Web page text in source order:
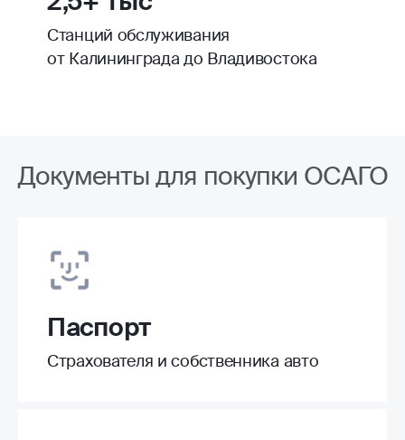
Станций обслуживания
от Калининграда до Владивостока
Документы для покупки ОСАГО
Паспорт
Страхователя и собственника авто